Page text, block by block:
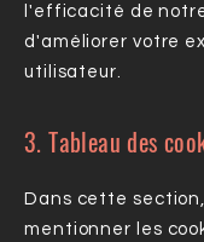
l'efficacité de
d'améliorer votre
utilisateur.
3. Tableau des
Dans cette
mentionner les